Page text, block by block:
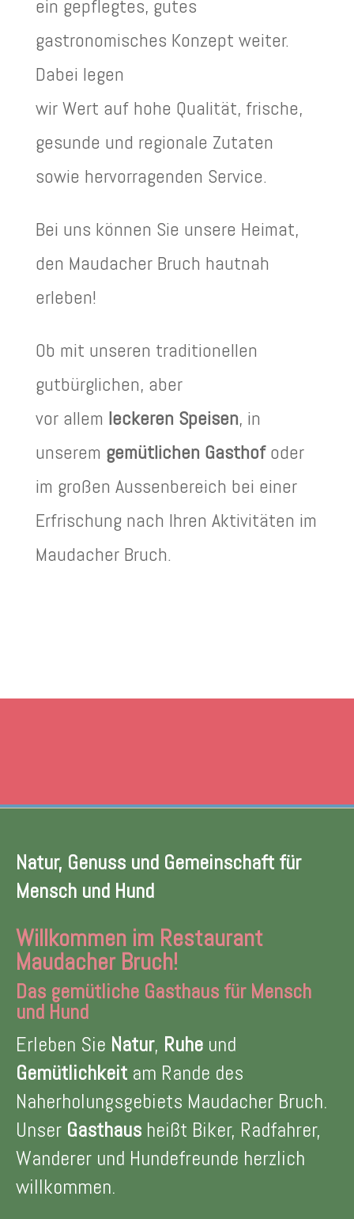
ein gepflegtes, gutes
gastronomisches Konzept weiter.
Dabei legen
wir Wert auf hohe Qualität, frische,
gesunde und regionale Zutaten
sowie hervorragenden Service.
Bei uns können Sie unsere Heimat,
den Maudacher Bruch hautnah
erleben!
Ob mit unseren traditionellen
gutbürglichen, aber
vor allem leckeren Speisen, in
unserem gemütlichen Gasthofoder
im großen Aussenbereich bei einer
Erfrischung nach Ihren Aktivitäten im
Maudacher Bruch.
Natur, Genuss und Gemeinschaft für
Mensch und Hund
Willkommen im Restaurant
Maudacher Bruch!
Das gemütliche Gasthaus für Mensch
und Hund
Erleben Sie Natur, Ruhe und
Gemütlichkeit am Rande des
Naherholungsgebiets Maudacher Bruch.
Unser Gasthaus heißt Biker, Radfahrer,
Wanderer und Hundefreunde herzlich
willkommen.